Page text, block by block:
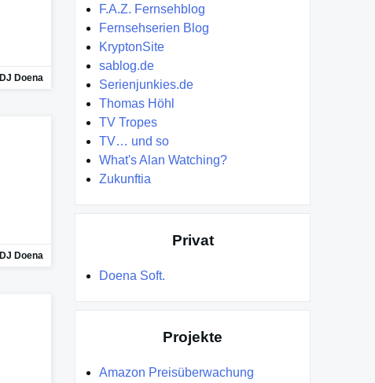
DJ Doena
DJ Doena
F.A.Z. Fernsehblog
Fernsehserien Blog
KryptonSite
sablog.de
Serienjunkies.de
Thomas Höhl
TV Tropes
TV… und so
What's Alan Watching?
Zukunftia
Privat
Doena Soft.
Projekte
Amazon Preisüberwachung